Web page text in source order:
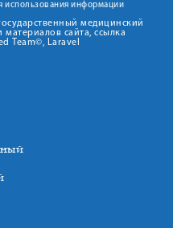
использования информации
медицинский
сайта, ссылка
Team©, Laravel